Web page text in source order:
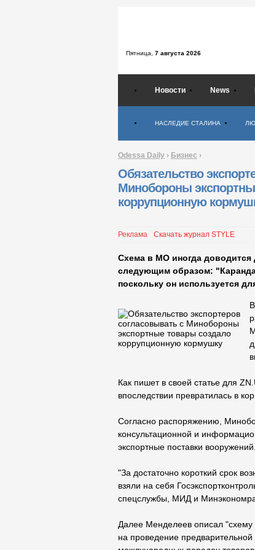
Пятница, 7 августа 2026
Новости News
НАСЛЕДИЕ СТАЛИНА
Odessa Daily › Бизнес ›
Обязательство
Минобороны
коррупционную
Реклама Скачать журнал STYLE
Схема в МО иногда
следующим образом:
поскольку он используется
Как пишет в своей статье для
впоследствии превратилась в
Согласно распоряжению,
консультационной и
экспортные поставки вооружений.
"За достаточно короткий срок
взяли на себя
спецслужбы, МИД и
Далее Менделеев описал "схему
на проведение предварительной